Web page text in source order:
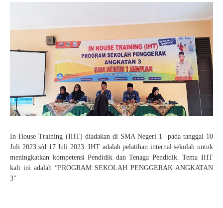
KANTIN
TAEKWONDO
KARATE
PENCAK SILAT
BASKET
KIrSTIK (Karya Ilmiah Remaja dan Jurnalistik)
HASIL SELEKSI PRESTASI AKADEMIK
JUKNIS SPMB 2026
STPJM SPMB 2026
In House Training (IHT) diadakan di SMA Negeri 1 pada tanggal 10
Juli 2023 s/d 17 Juli 2023. IHT adalah pelatihan internal sekolah untuk
meningkatkan kompetensi Pendidik dan Tenaga Pendidik. Tema IHT
kali ini adalah “PROGRAM SEKOLAH PENGGERAK ANGKATAN
3”